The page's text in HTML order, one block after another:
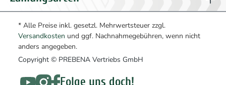
* Alle Preise inkl. gesetzl. Mehrwertsteuer zzgl.
Versandkosten und ggf. Nachnahmegebühren, wenn nicht
anders angegeben.
Copyright © PREBENA Vertriebs GmbH
Folge uns doch!